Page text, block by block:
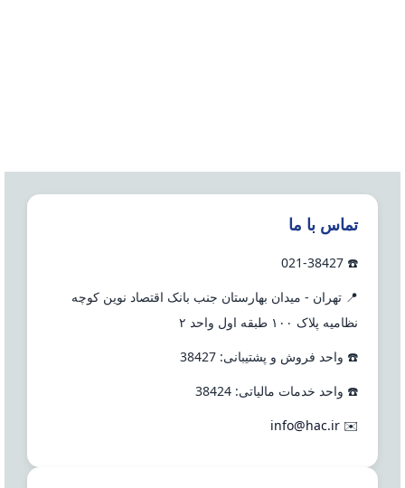
تماس با ما
☎️ 021-38427
📍 تهران - میدان بهارستان جنب بانک اقتصاد نوین کوچه
نظامیه پلاک ۱۰۰ طبقه اول واحد ۲
☎️ واحد فروش و پشتیبانی: 38427
☎️ واحد خدمات مالیاتی: 38424
✉️
info@hac.ir